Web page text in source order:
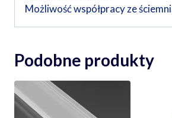
Możliwość współpracy ze
Podobne produkty